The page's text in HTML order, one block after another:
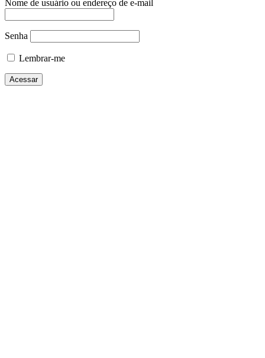
Nome de usuário ou endereço de e-mail
Senha
Lembrar-me